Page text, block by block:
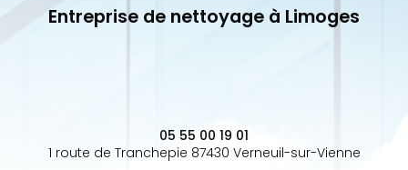
Entreprise de nettoyage à Limoges
05 55 00 19 01
1 route de Tranchepie 87430 Verneuil-sur-Vienne